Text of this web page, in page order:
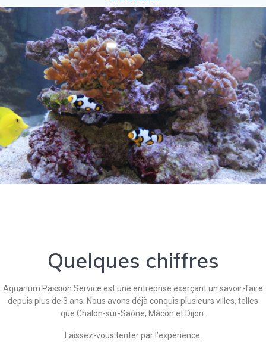
Quelques chiffres
Aquarium Passion Service est une entreprise exerçant un savoir-faire
depuis plus de 3 ans. Nous avons déjà conquis plusieurs villes, telles
que Chalon-sur-Saône, Mâcon et Dijon.
Laissez-vous tenter par l’expérience.